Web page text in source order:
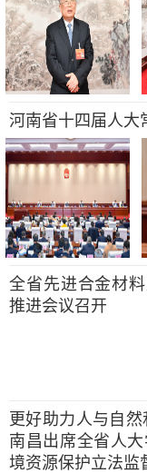
河南省十四届人大
全省先进合金材
推进会议召开
更好助力人与自
南昌出席全省人
境资源保护立法监